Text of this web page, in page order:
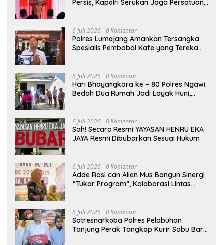
Persis, Kapolri Serukan Jaga Persatuan-
6 Juli 2026 0 Komentar
Polres Lumajang Amankan Tersangka
Spesialis Pembobol Kafe yang Terekam
6 Juli 2026 0 Komentar
Hari Bhayangkara ke – 80 Polres Ngawi
Bedah Dua Rumah Jadi Layak Huni,
6 Juli 2026 0 Komentar
Sah! Secara Resmi YAYASAN HENRU EKA
JAYA Resmi Dibubarkan Sesuai Hukum
6 Juli 2026 0 Komentar
Adde Rosi dan Alien Mus Bangun Sinergi
“Tukar Program”, Kolaborasi Lintas
6 Juli 2026 0 Komentar
Satresnarkoba Polres Pelabuhan
Tanjung Perak Tangkap Kurir Sabu Baru